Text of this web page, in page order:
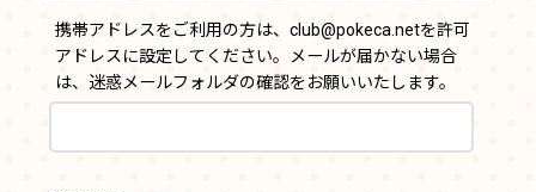
携帯アドレスをご利用の方は、club@pokeca.netを許可
アドレスに設定してください。メールが届かない場合
は、迷惑メールフォルダの確認をお願いいたします。